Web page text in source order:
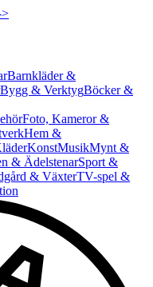
Barnkläder &
Bygg & VerktygBöcker &
Foto, Kameror &
Hem &
KonstMusikMynt &
& ÄdelstenarSport &
& VäxterTV-spel &